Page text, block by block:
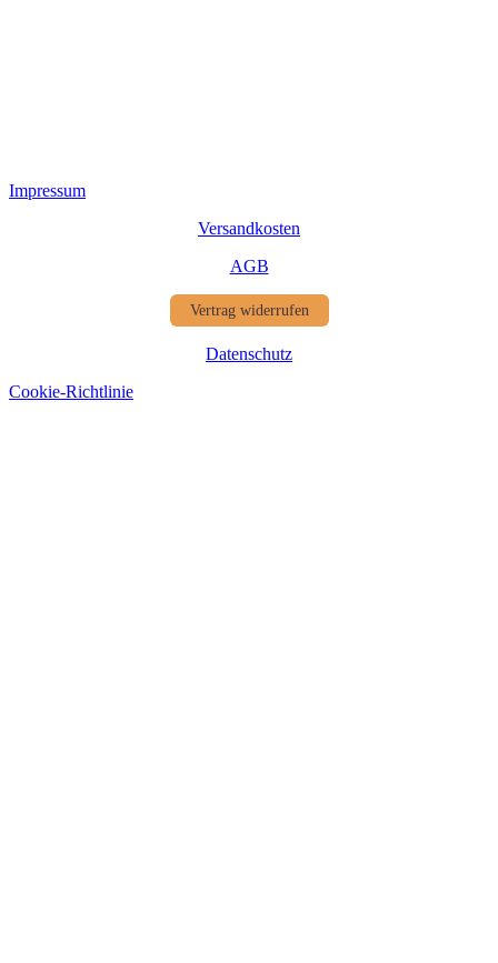
Impressum
Versandkosten
AGB
Vertrag widerrufen
Datenschutz
Cookie-Richtlinie